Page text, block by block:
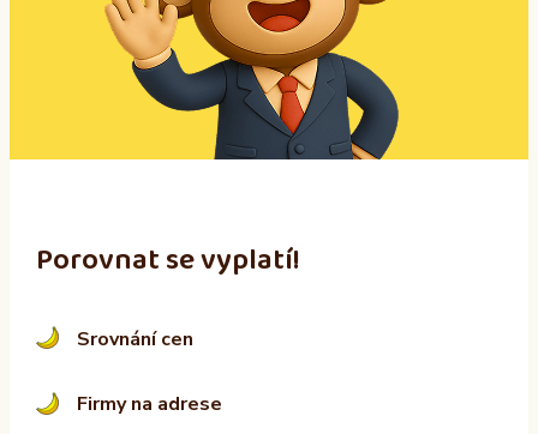
:
Porovnat se vyplatí!
Srovnání cen
Firmy na adrese